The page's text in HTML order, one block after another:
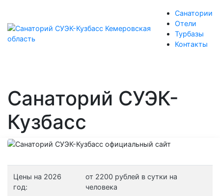
Санатории
Отели
Турбазы
Контакты
Санаторий СУЭК-
Кузбасс
Цены на 2026
год:
от 2200 рублей в сутки на
человека